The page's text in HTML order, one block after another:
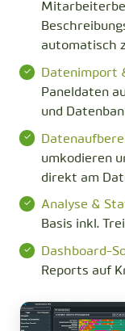
automatisch
Datenimport
Paneldaten
und
umkodieren
direkt am
Analyse &
Basis inkl.
Dashboard-
Reports auf